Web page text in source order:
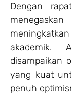
Dengan
akademik.
disampaikan
yang kuat
penuh